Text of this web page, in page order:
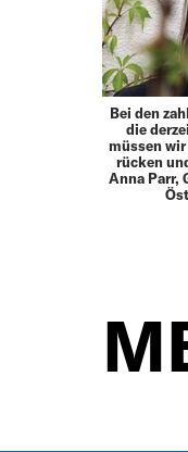
Bei den
die
müssen
rücken
Anna Parr,